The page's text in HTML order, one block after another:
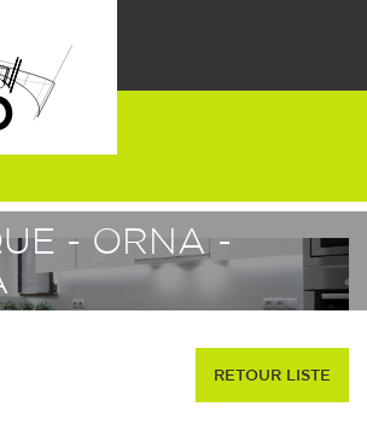
- ORNA -
RETOUR LISTE